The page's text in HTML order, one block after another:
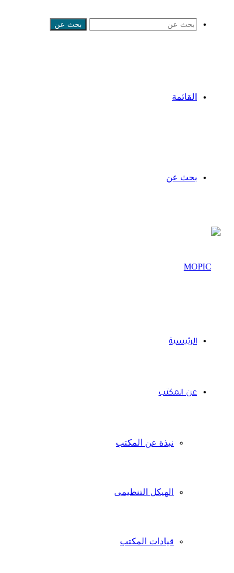
بحث عن
القائمة
بحث عن
الرئيسية
عن المكتب
نبذة عن المكتب
الهيكل التنظيمى
قيادات المكتب